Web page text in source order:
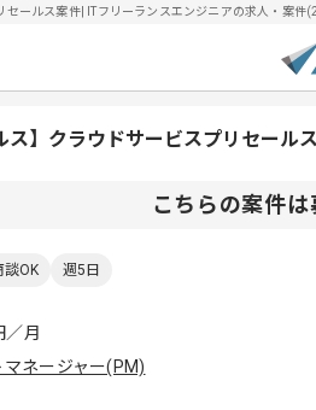
セールス案件| ITフリーランスエンジニアの求人・案
ス】クラウドサービスプリセール
こちらの案件
談OK 週5日
／月
ネージャー(PM)